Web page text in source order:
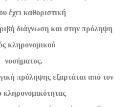
έχει καθοριστική
διάγνωση και στην πρόληψη
κληρονομικού
νοσήματος.
πρόληψης εξαρτάται από τον
κληρονομικότητας